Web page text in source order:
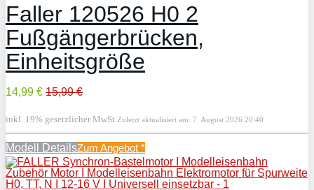
Faller 120526 H0 2
Fußgängerbrücken,
Einheitsgröße
14,99 € 15,99 €
inkl. 19% gesetzlicher MwSt. Zuletzt aktualisiert am: 7. August 2026 20:40
Modell DetailsZum Angebot *